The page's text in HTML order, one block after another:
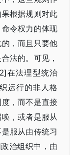
根据规则对此
令权力的体现
，而且只要他
法的。可见，
在法理型统治
运行的非人格
，而不是直接
，或者是服从
服从由传统习
治组织中，由